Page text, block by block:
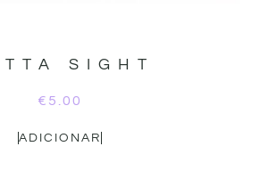
SIGHT
€ 5.00
ADICIONAR